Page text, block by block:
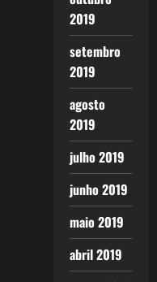
2019
setembro
2019
agosto
2019
julho 2019
junho 2019
maio 2019
abril 2019